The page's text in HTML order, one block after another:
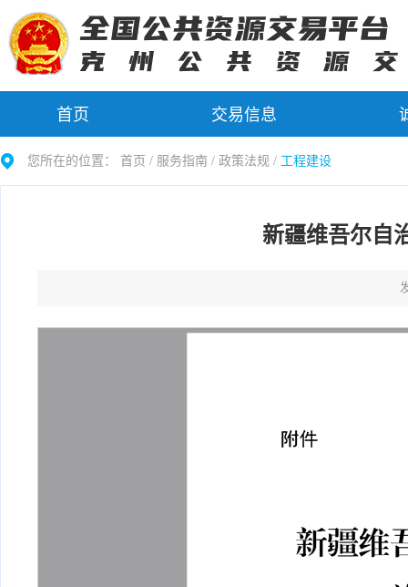
首页 交易信息
您所在的位置： 首页 / 服务指南 / 政策法规 / 工程建设
新疆维吾尔自